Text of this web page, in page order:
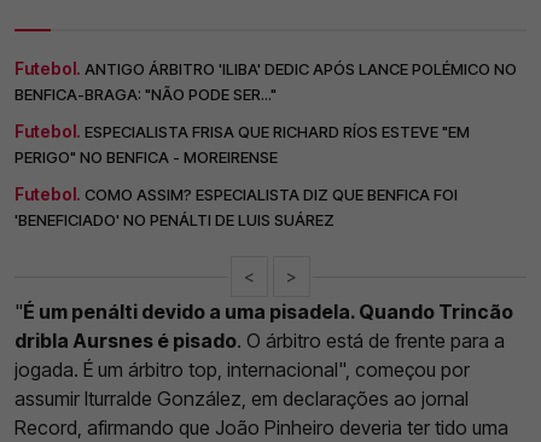
Futebol. ANTIGO ÁRBITRO 'ILIBA' DEDIC APÓS LANCE POLÉMICO NO
BENFICA-BRAGA: "NÃO PODE SER..."
Futebol. ESPECIALISTA FRISA QUE RICHARD RÍOS ESTEVE "EM
PERIGO" NO BENFICA - MOREIRENSE
Futebol. COMO ASSIM? ESPECIALISTA DIZ QUE BENFICA FOI
'BENEFICIADO' NO PENÁLTI DE LUIS SUÁREZ
< >
"É um penálti devido a uma pisadela. Quando Trincão
dribla Aursnes é pisado. O árbitro está de frente para a
jogada. É um árbitro top, internacional", começou por
assumir Iturralde González, em declarações ao jornal
Record, afirmando que João Pinheiro deveria ter tido uma